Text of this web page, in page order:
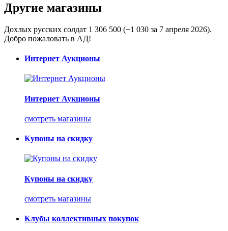
Другие магазины
Дохлых русских солдат 1 306 500 (+1 030 за 7 апреля 2026).
Добро пожаловать в АД!
Интернет Аукционы
Интернет Аукционы
смотреть магазины
Купоны на скидку
Купоны на скидку
смотреть магазины
Клубы коллективных покупок